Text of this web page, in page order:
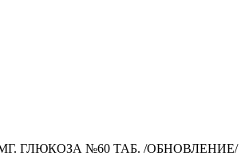
ГЛЮКОЗА №60 ТАБ. /ОБНОВЛЕНИЕ/